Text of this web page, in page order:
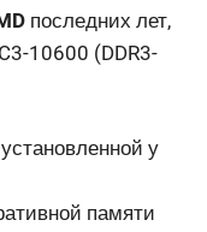
последних лет,
10600 (DDR3-
у
памяти